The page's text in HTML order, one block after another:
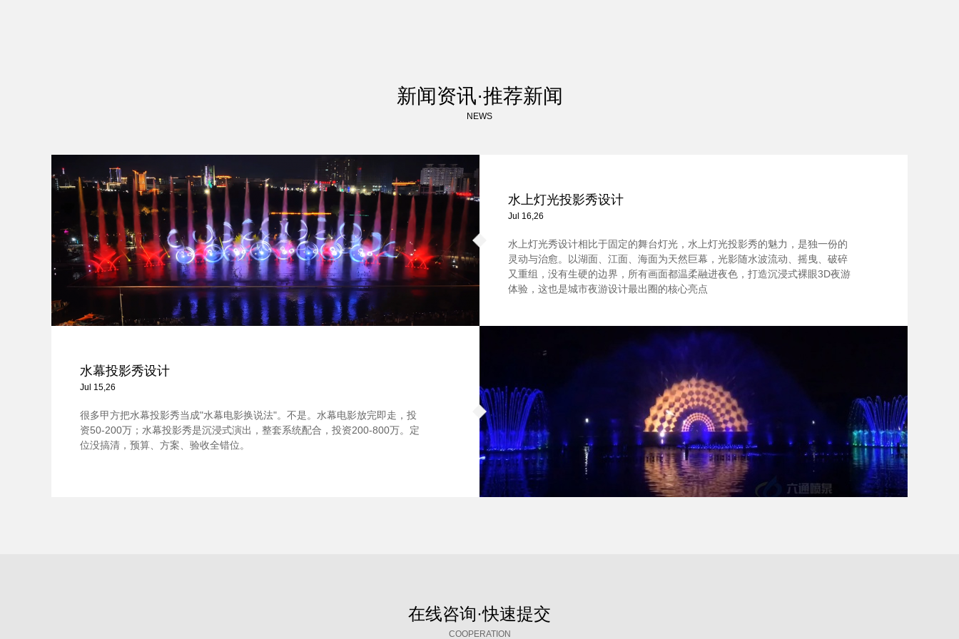
新闻资讯·推荐新闻
NEWS
水上灯光投影秀设计
Jul 16,26
水上灯光秀设计相比于固定的舞台灯光，水上灯光投影秀的魅力，是独一份的
灵动与治愈。以湖面、江面、海面为天然巨幕，光影随水波流动、摇曳、破碎
又重组，没有生硬的边界，所有画面都温柔融进夜色，打造沉浸式裸眼3D夜游
体验，这也是城市夜游设计最出圈的核心亮点
水幕投影秀设计
Jul 15,26
很多甲方把水幕投影秀当成"水幕电影换说法"。不是。水幕电影放完即走，投
资50-200万；水幕投影秀是沉浸式演出，整套系统配合，投资200-800万。定
位没搞清，预算、方案、验收全错位。
在线咨询·快速提交
COOPERATION